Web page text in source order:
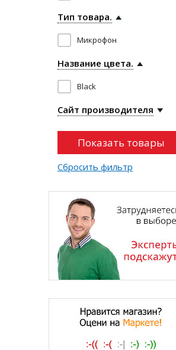
Тип товара.
Микрофон
Название цвета.
Black
Сайт производителя
Сбросить фильтр